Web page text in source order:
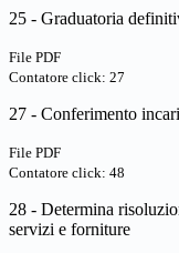
25 - Graduatoria
File PDF
Contatore click: 27
27 - Conferimento
File PDF
Contatore click: 48
28 - Determina
servizi e forniture